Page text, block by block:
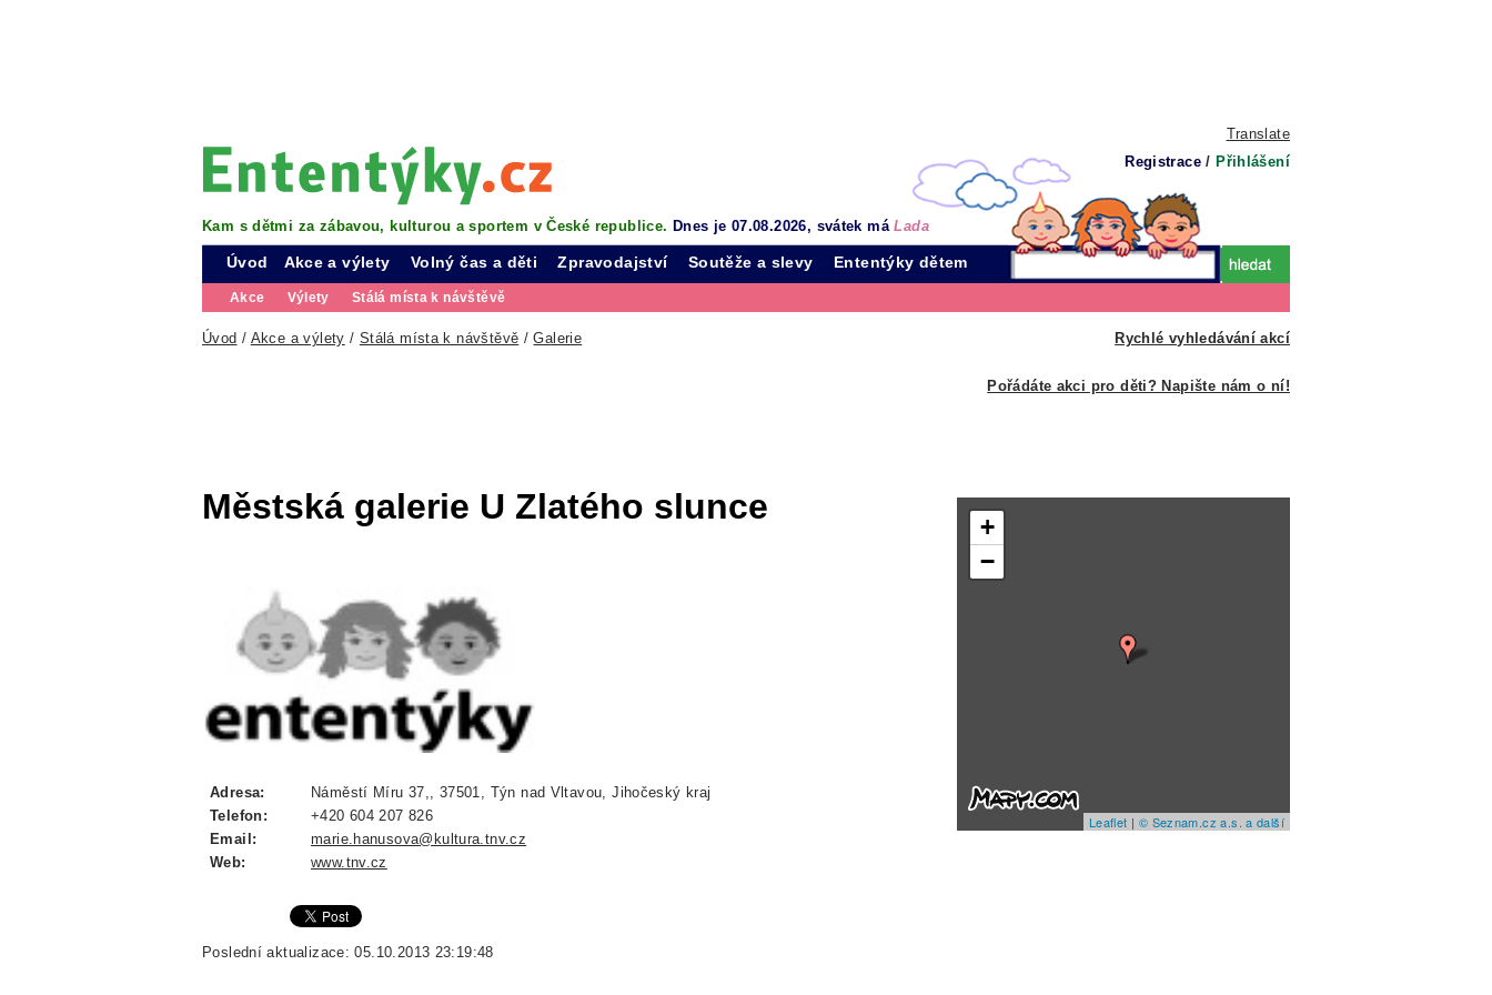
Translate
Registrace / Přihlášení
Kam s dětmi za zábavou, kulturou a sportem v České republice. Dnes je 07.08.2026, svátek máLada
Úvod Akce a výlety
Akce Výlety Stálá místa k návštěvě
Volný čas a děti Zpravodajství Soutěže a slevy Ententýky dětem
Rychlé vyhledávání akcí
Úvod / Akce a výlety / Stálá místa k návštěvě /Galerie
Pořádáte akci pro děti? Napište nám o ní!
Městská galerie U Zlatého slunce
Adresa:
Náměstí Míru 37,, 37501, Týn nad Vltavou, Jihočeský kraj
Telefon:
+420 604 207 826
Email:
marie.hanusova@kultura.tnv.cz
Web:
www.tnv.cz
Poslední aktualizace: 05.10.2013 23:19:48
+
−
Leaflet | © Seznam.cz a.s. a další